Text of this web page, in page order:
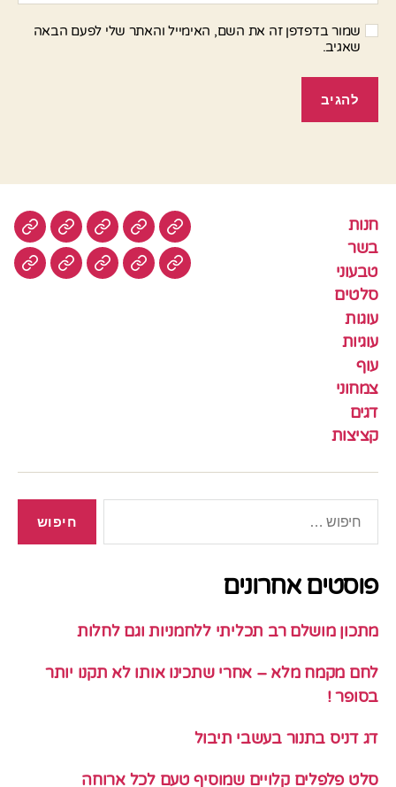
שמור בדפדפן זה את השם, האימייל והאתר שלי לפעם הבאה
שאגיב.
חנות
בשר
טבעוני
סלטים
עוגות
עוגיות
עוף
צמחוני
דגים
קציצות
חנות בשר טבעוניסלטים
עוגיותעוף צמחונידגים
פוסטים אחרונים
מתכון מושלם רב תכליתי ללחמניות וגם לחלות
לחם מקמח מלא – אחרי שתכינו אותו לא תקנו יותר
בסופר !
דג דניס בתנור בעשבי תיבול
סלט פלפלים קלויים שמוסיף טעם לכל ארוחה